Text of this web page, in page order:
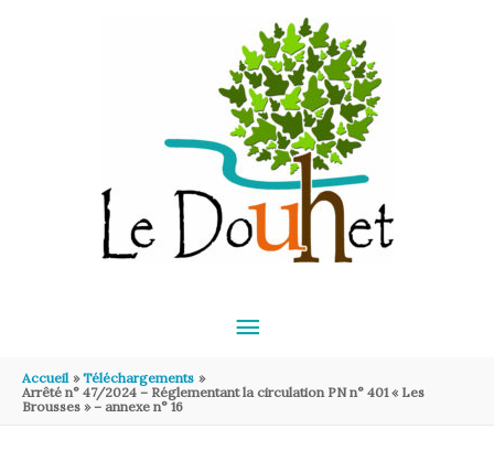
MENU
PRINCIPAL
Accueil
Téléchargements
Arrêté n° 47/2024 – Réglementant la circulation PN n° 401 « Les
Brousses » – annexe n° 16